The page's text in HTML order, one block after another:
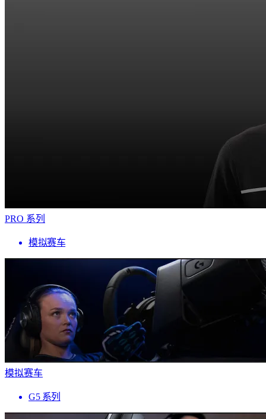
PRO 系列
模拟赛车
模拟赛车
G5 系列